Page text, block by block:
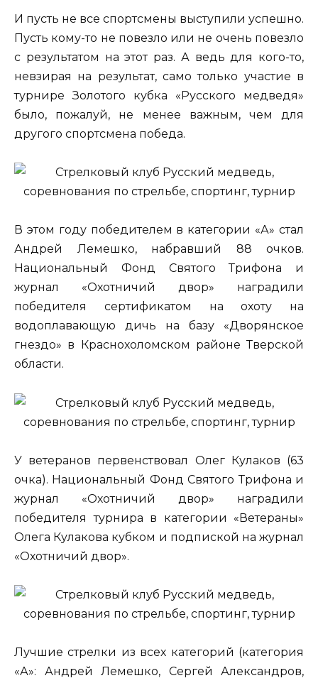
И пусть не все спортсмены выступили успешно.
Пусть кому-то не повезло или не очень повезло
с результатом на этот раз. А ведь для кого-то,
невзирая на результат, само только участие в
турнире Золотого кубка «Русского медведя»
было, пожалуй, не менее важным, чем для
другого спортсмена победа.
В этом году победителем в категории «А» стал
Андрей Лемешко, набравший 88 очков.
Национальный Фонд Святого Трифона и
журнал «Охотничий двор» наградили
победителя сертификатом на охоту на
водоплавающую дичь на базу «Дворянское
гнездо» в Краснохоломском районе Тверской
области.
У ветеранов первенствовал Олег Кулаков (63
очка). Национальный Фонд Святого Трифона и
журнал «Охотничий двор» наградили
победителя турнира в категории «Ветераны»
Олега Кулакова кубком и подпиской на журнал
«Охотничий двор».
Лучшие стрелки из всех категорий (категория
«А»: Андрей Лемешко, Сергей Александров,